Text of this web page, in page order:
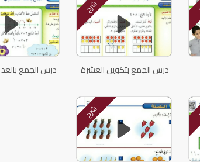
شرح
درس الجمع بتكوين العشرة درس الجمع
شرح